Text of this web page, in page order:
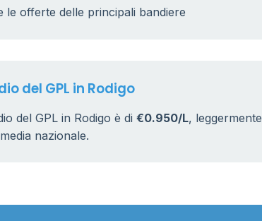
le offerte delle principali bandiere
del GPL in Rodigo
del GPL in Rodigo è di €0.950/L, leggermente
nazionale.